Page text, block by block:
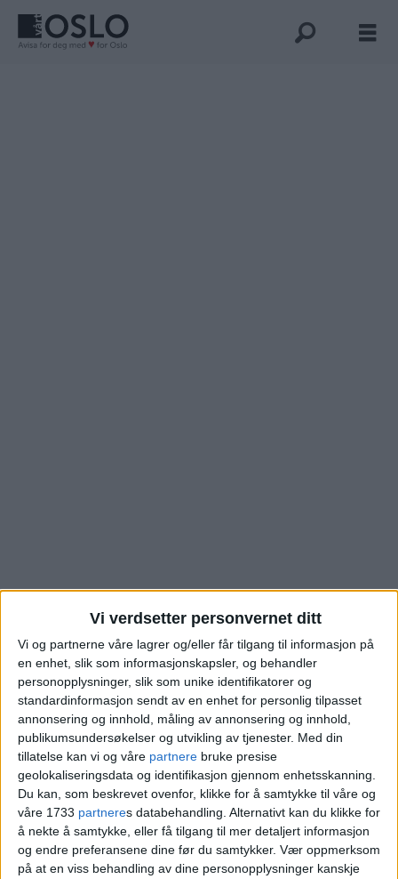
Vi verdsetter personvernet ditt
Vi og partnerne våre lagrer og/eller får tilgang til informasjon på
en enhet, slik som informasjonskapsler, og behandler
personopplysninger, slik som unike identifikatorer og
standardinformasjon sendt av en enhet for personlig tilpasset
annonsering og innhold, måling av annonsering og innhold,
publikumsundersøkelser og utvikling av tjenester. Med din
tillatelse kan vi og våre partnere bruke presise
geolokaliseringsdata og identifikasjon gjennom enhetsskanning.
Du kan, som beskrevet ovenfor, klikke for å samtykke til våre og
våre 1733 partneres databehandling. Alternativt kan du klikke for
å nekte å samtykke, eller få tilgang til mer detaljert informasjon
og endre preferansene dine før du samtykker. Vær oppmerksom
på at en viss behandling av dine personopplysninger kanskje
Lybekkveien: Se hva
denne Hovseter-
boligen gikk for
Blokkleilighet på Hovseter skiftet eier fra
Bente Tomter til Hanne Horten.
VårtOslo